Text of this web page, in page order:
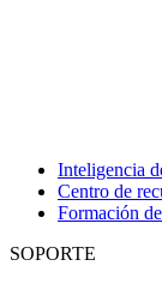
Inteligencia
Centro de
Formación
SOPORTE